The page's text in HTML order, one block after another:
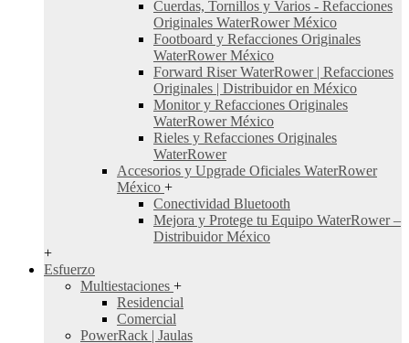
Cuerdas, Tornillos y Varios - Refacciones
Originales WaterRower México
Footboard y Refacciones Originales
WaterRower México
Forward Riser WaterRower | Refacciones
Originales | Distribuidor en México
Monitor y Refacciones Originales
WaterRower México
Rieles y Refacciones Originales
WaterRower
Accesorios y Upgrade Oficiales WaterRower
México +
Conectividad Bluetooth
Mejora y Protege tu Equipo WaterRower –
Distribuidor México
+
Esfuerzo
Multiestaciones +
Residencial
Comercial
PowerRack | Jaulas